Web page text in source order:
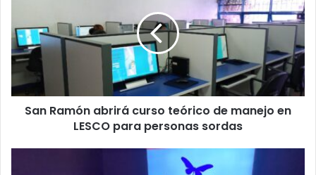
teórico
de
manejo
LESCO
paraSan Ramón abrirá curso teórico de manejo en
LESCO para personas sordas